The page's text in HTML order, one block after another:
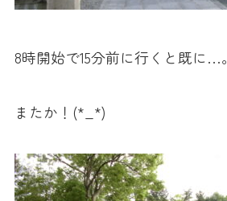
8時開始で15分前に行くと既に…。
またか！(*_*)